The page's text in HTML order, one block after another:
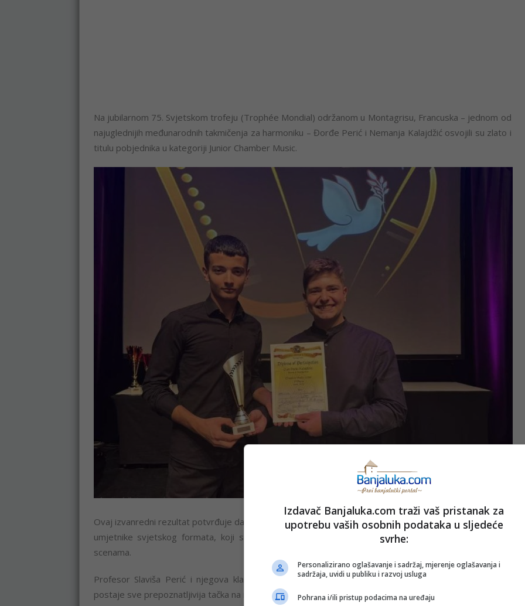
Na jubilarnom 75. Svjetskom trofeju (Trophée Mondial) održanom u Montagrisu, Francuska – jednom od
najuglednijih međunarodnih takmičenja za harmoniku – Đorđe Perić i Nemanja Kalajdžić osvojili su zlato i
titulu pobjednika u kategoriji Junior Chamber Music.
Ovaj izvanredni rezultat potvrđuje da škola „Kornelije Stanković“ ne samo da njeguje talenat, već stvara
umjetnike svjetskog formata, koji svojim nastupima ostavljaju snažan pečat na najvećim svjetskim
scenama.
Profesor Slaviša Perić i njegova klasa iz godine u godinu donose prestižna priznanja, dok Bijeljina
postaje sve prepoznatljivija tačka na mapi svjetske muzičke elite.
Izdavač Banjaluka.com traži vaš pristanak za
upotrebu vaših osobnih podataka u sljedeće
svrhe:
Personalizirano oglašavanje i sadržaj, mjerenje oglašavanja i
sadržaja, uvidi u publiku i razvoj usluga
Pohrana i/ili pristup podacima na uređaju